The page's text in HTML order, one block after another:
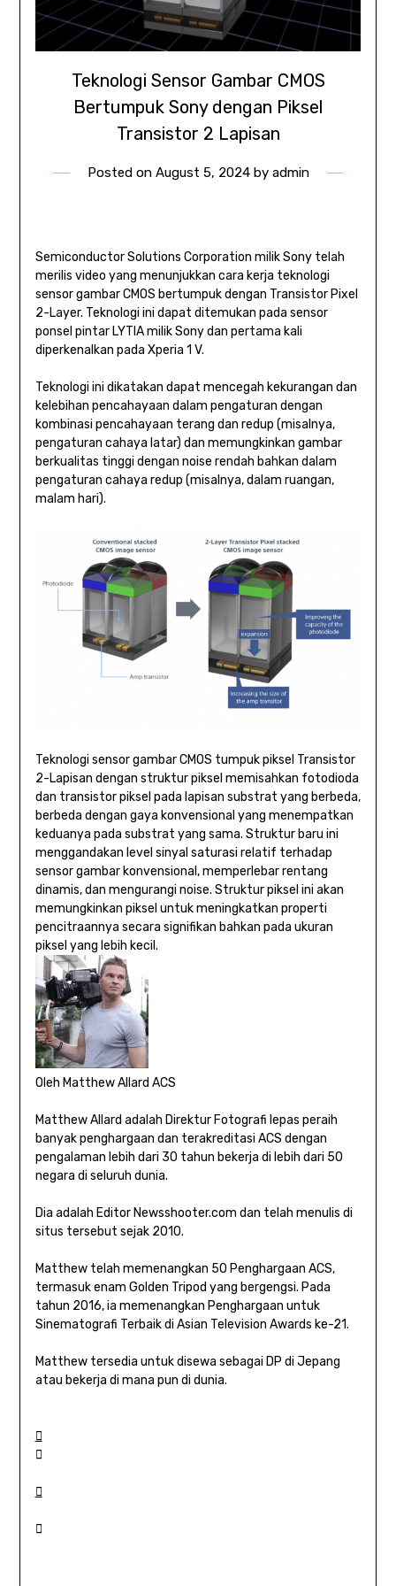
Teknologi Sensor Gambar CMOS
Bertumpuk Sony dengan Piksel
Transistor 2 Lapisan
Posted on August 5, 2024by admin
Semiconductor Solutions Corporation milik Sony telah
merilis video yang menunjukkan cara kerja teknologi
sensor gambar CMOS bertumpuk dengan Transistor Pixel
2-Layer. Teknologi ini dapat ditemukan pada sensor
ponsel pintar LYTIA milik Sony dan pertama kali
diperkenalkan pada Xperia 1 V.
Teknologi ini dikatakan dapat mencegah kekurangan dan
kelebihan pencahayaan dalam pengaturan dengan
kombinasi pencahayaan terang dan redup (misalnya,
pengaturan cahaya latar) dan memungkinkan gambar
berkualitas tinggi dengan noise rendah bahkan dalam
pengaturan cahaya redup (misalnya, dalam ruangan,
malam hari).
Teknologi sensor gambar CMOS tumpuk piksel Transistor
2-Lapisan dengan struktur piksel memisahkan fotodioda
dan transistor piksel pada lapisan substrat yang berbeda,
berbeda dengan gaya konvensional yang menempatkan
keduanya pada substrat yang sama. Struktur baru ini
menggandakan level sinyal saturasi relatif terhadap
sensor gambar konvensional, memperlebar rentang
dinamis, dan mengurangi noise. Struktur piksel ini akan
memungkinkan piksel untuk meningkatkan properti
pencitraannya secara signifikan bahkan pada ukuran
piksel yang lebih kecil.
Oleh Matthew Allard ACS
Matthew Allard adalah Direktur Fotografi lepas peraih
banyak penghargaan dan terakreditasi ACS dengan
pengalaman lebih dari 30 tahun bekerja di lebih dari 50
negara di seluruh dunia.
Dia adalah Editor Newsshooter.com dan telah menulis di
situs tersebut sejak 2010.
Matthew telah memenangkan 50 Penghargaan ACS,
termasuk enam Golden Tripod yang bergengsi. Pada
tahun 2016, ia memenangkan Penghargaan untuk
Sinematografi Terbaik di Asian Television Awards ke-21.
Matthew tersedia untuk disewa sebagai DP di Jepang
atau bekerja di mana pun di dunia.